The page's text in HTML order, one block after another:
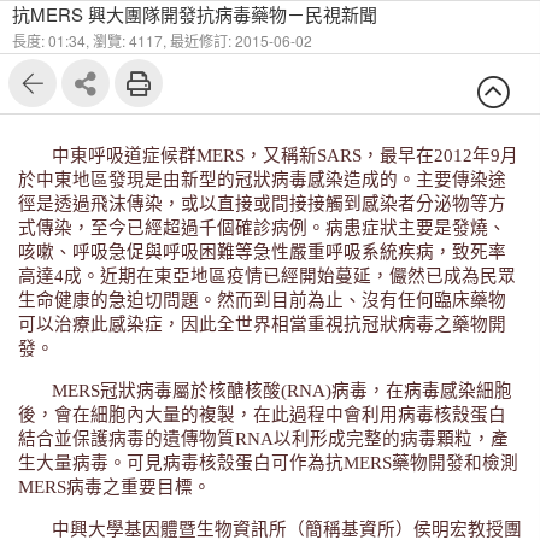
抗MERS 興大團隊開發抗病毒藥物－民視新聞
長度: 01:34, 瀏覽: 4117, 最近修訂: 2015-06-02
中東呼吸道症候群MERS，又稱新SARS，最早在2012年9月
於中東地區發現是由新型的冠狀病毒感染造成的。主要傳染途
徑是透過飛沫傳染，或以直接或間接接觸到感染者分泌物等方
式傳染，至今已經超過千個確診病例。病患症狀主要是發燒、
咳嗽、呼吸急促與呼吸困難等急性嚴重呼吸系統疾病，致死率
高達4成。近期在東亞地區疫情已經開始蔓延，儼然已成為民眾
生命健康的急迫切問題。然而到目前為止、沒有任何臨床藥物
可以治療此感染症，因此全世界相當重視抗冠狀病毒之藥物開
發。
MERS冠狀病毒屬於核醣核酸(RNA)病毒，在病毒感染細胞
後，會在細胞內大量的複製，在此過程中會利用病毒核殼蛋白
結合並保護病毒的遺傳物質RNA以利形成完整的病毒顆粒，產
生大量病毒。可見病毒核殼蛋白可作為抗MERS藥物開發和檢測
MERS病毒之重要目標。
中興大學基因體暨生物資訊所（簡稱基資所）侯明宏教授團